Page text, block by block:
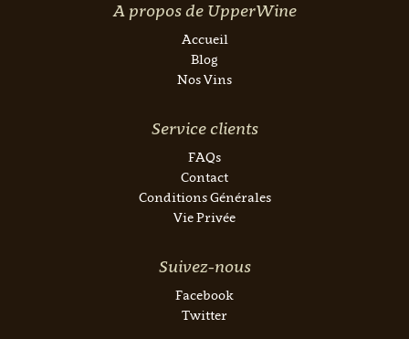
A propos de UpperWine
Accueil
Blog
Nos Vins
Service clients
FAQs
Contact
Conditions Générales
Vie Privée
Suivez-nous
Facebook
Twitter